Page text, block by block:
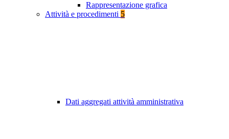
Rappresentazione grafica
Attività e procedimenti 5
Dati aggregati attività amministrativa